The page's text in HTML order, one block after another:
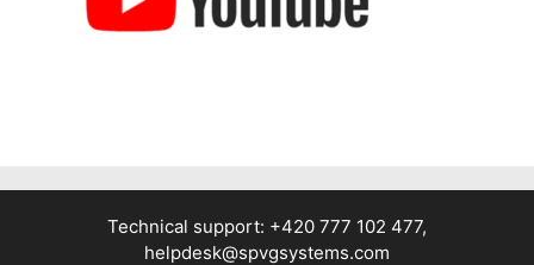
Technical support: +420 777 102 477,
helpdesk@spvgsystems.com